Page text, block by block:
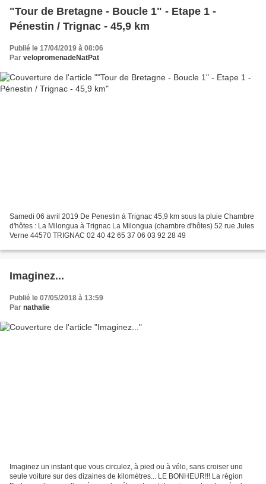
"Tour de Bretagne - Boucle 1" - Etape 1 -
Pénestin / Trignac - 45,9 km
Publié le 17/04/2019 à 08:06
Par velopromenadeNatPat
Samedi 06 avril 2019 De Penestin à Trignac 45,9 km sous la pluie Chambre
d'hôtes : La Milongua à Trignac La Milongua (chambre d'hôtes) 52 rue Jules
Verne 44570 TRIGNAC 02 40 42 65 37 06 03 92 28 49
Imaginez...
Publié le 07/05/2018 à 13:59
Par nathalie
Imaginez un instant que vous circulez, à pied ou à vélo, sans croiser une
seule voiture sur des dizaines de kilomètres... LE BONHEUR!!! La région